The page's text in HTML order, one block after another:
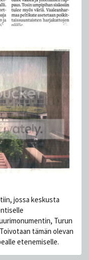
jossa keskusta
Turun
tämän olevan
etenemiselle.